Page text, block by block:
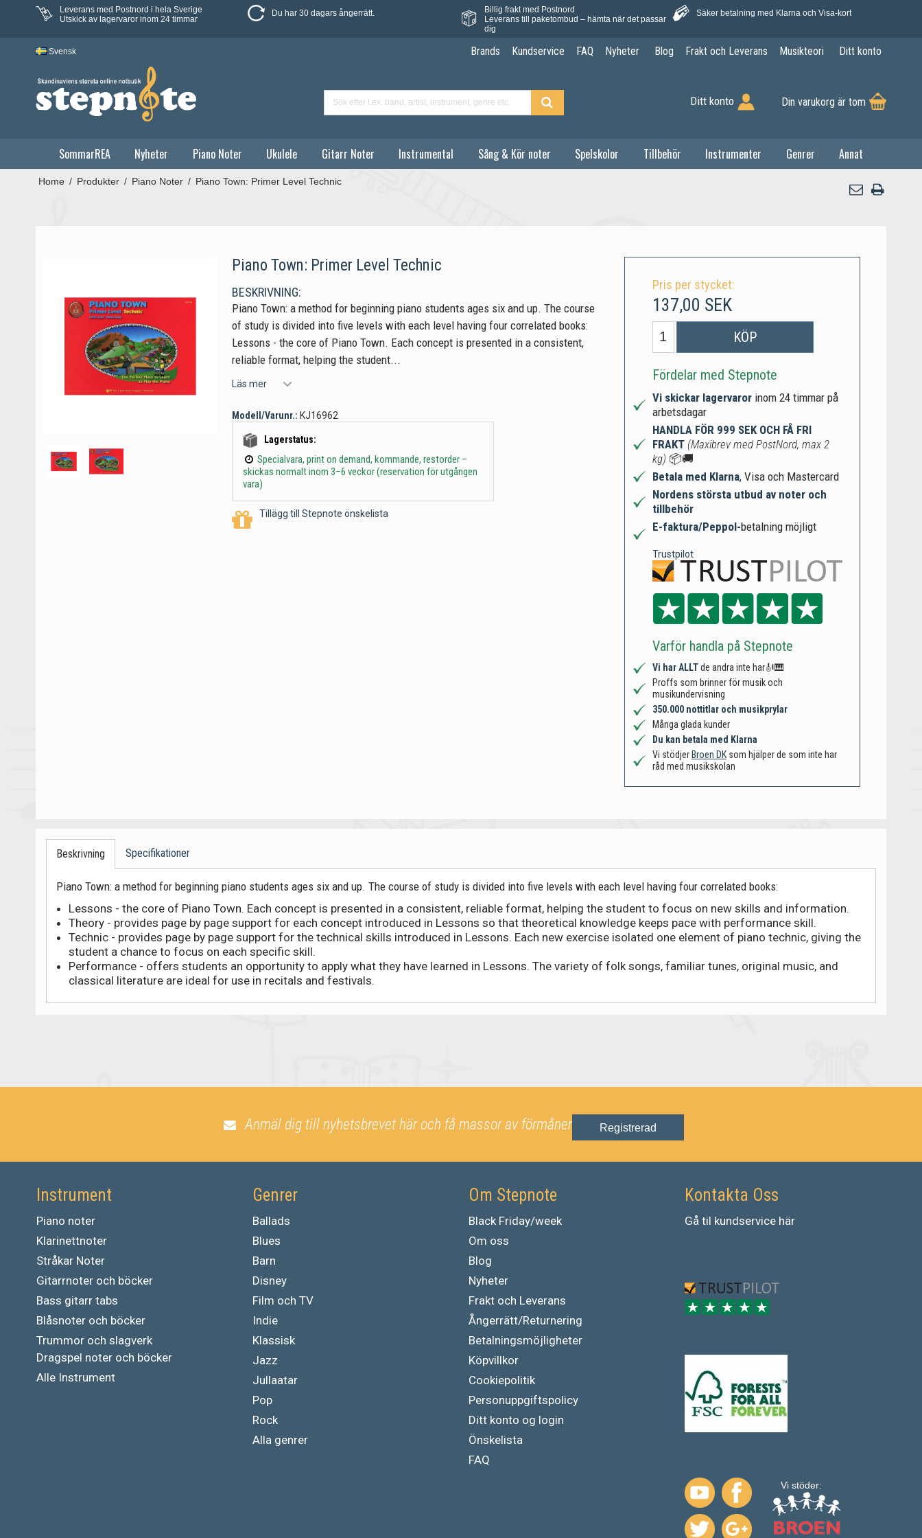
Leverans med Postnord i hela Sverige
Utskick av lagervaror inom 24 timmar
Du har 30 dagars ångerrätt.
Billig frakt med Postnord
Leverans till paketombud – hämta när det passar
dig
Säker betalning med Klarna och Visa-kort
Svensk Brands Kundservice FAQ Nyheter Blog Frakt och Leverans Musikteori Ditt konto
Ditt konto Din varukorg är tom
SommarREA Nyheter Piano Noter Ukulele Gitarr Noter Instrumental Sång & Kör noter Spelskolor Tillbehör Instrumenter Genrer Annat
Home / Produkter / Piano Noter / Piano Town: Primer Level Technic
Piano Town: Primer Level Technic
BESKRIVNING:
Piano Town: a method for beginning piano students ages six and up. The course
of study is divided into five levels with each level having four correlated books:
Lessons - the core of Piano Town. Each concept is presented in a consistent,
reliable format, helping the student...
Läs mer
Modell/Varunr.: KJ16962
Lagerstatus:
Specialvara, print on demand, kommande, restorder –
skickas normalt inom 3–6 veckor (reservation för utgången
vara)
Tillägg till Stepnote önskelista
Pris per stycket:
137,00 SEK
KÖP
Fördelar med Stepnote
Vi skickar lagervaror inom 24 timmar på
arbetsdagar
HANDLA FÖR 999 SEK OCH FÅ FRI
FRAKT (Maxibrev med PostNord, max 2
kg) 📦🚚
Betala med Klarna, Visa och Mastercard
Nordens största utbud av noter och
tillbehör
E-faktura/Peppol-betalning möjligt
Trustpilot
Varför handla på Stepnote
Vi har ALLTde andra inte har🎻🎹
Proffs som brinner för musik och
musikundervisning
350.000 nottitlar och musikprylar
Många glada kunder
Du kan betala med Klarna
Vi stödjer Broen DKsom hjälper de som inte har
råd med musikskolan
Beskrivning Specifikationer
Piano Town: a method for beginning piano students ages six and up. The course of study is divided into five levels with each level having four correlated books:
Lessons - the core of Piano Town. Each concept is presented in a consistent, reliable format, helping the student to focus on new skills and information.
Theory - provides page by page support for each concept introduced in Lessons so that theoretical knowledge keeps pace with performance skill.
Technic - provides page by page support for the technical skills introduced in Lessons. Each new exercise isolated one element of piano technic, giving the
student a chance to focus on each specific skill.
Performance - offers students an opportunity to apply what they have learned in Lessons. The variety of folk songs, familiar tunes, original music, and
classical literature are ideal for use in recitals and festivals.
Anmäl dig till nyhetsbrevet här och få massor av förmåner Registrerad
Instrument
Piano noter
Klarinettnoter
Stråkar Noter
Gitarrnoter och böcker
Bass gitarr tabs
Blåsnoter och böcker
Trummor och slagverk
Dragspel noter och böcker
Alle Instrument
Genrer
Ballads
Blues
Barn
Disney
Film och TV
Indie
Klassisk
Jazz
Jullaatar
Pop
Rock
Alla genrer
Om Stepnote
Black Friday/week
Om oss
Blog
Nyheter
Frakt och Leverans
Ångerrätt/Returnering
Betalningsmöjligheter
Köpvillkor
Cookiepolitik
Personuppgiftspolicy
Ditt konto og login
Önskelista
FAQ
Kontakta Oss
Gå til kundservice här
Vi stöder: